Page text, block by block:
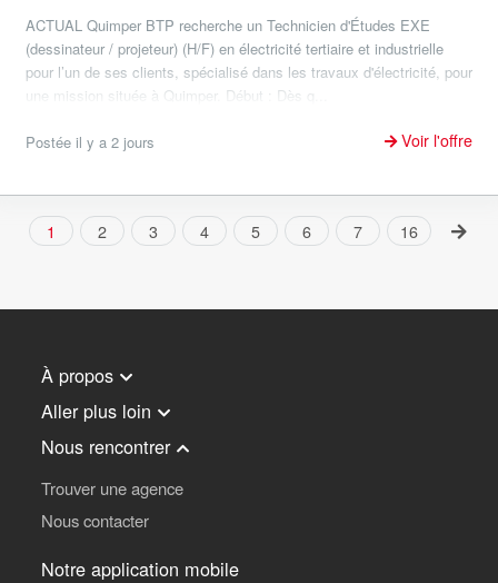
ACTUAL Quimper BTP recherche un Technicien d'Études EXE
(dessinateur / projeteur) (H/F) en électricité tertiaire et industrielle
pour l’un de ses clients, spécialisé dans les travaux d'électricité, pour
une mission située à Quimper. Début : Dès q...
Postée il y a 2 jours Voir l'offre
1 2 3 4 5 6 7 16
À propos
Aller plus loin
Nous rencontrer
Trouver une agence
Nous contacter
Notre application mobile